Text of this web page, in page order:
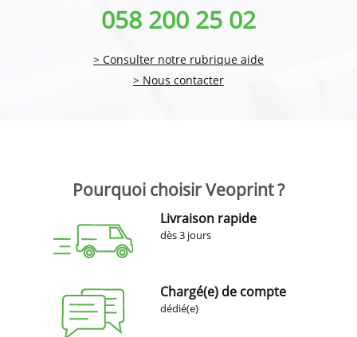
058 200 25 02
> Consulter notre rubrique aide
> Nous contacter
Pourquoi choisir Veoprint ?
Livraison rapide
dès 3 jours
Chargé(e) de compte
dédié(e)